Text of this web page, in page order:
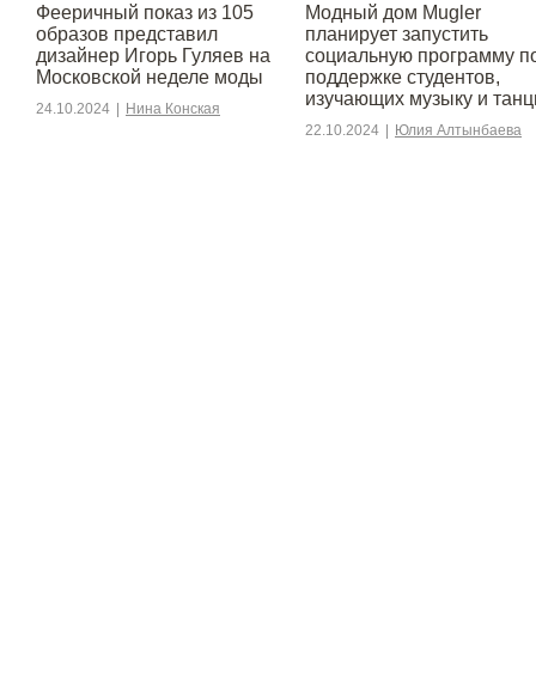
Фееричный показ из 105
образов представил
дизайнер Игорь Гуляев на
Московской неделе моды
24.10.2024 | Нина Конская
Модный дом Mugler
планирует запустить
социальную программу
поддержке студентов,
изучающих музыку и
22.10.2024 | Юлия Алтынбаева